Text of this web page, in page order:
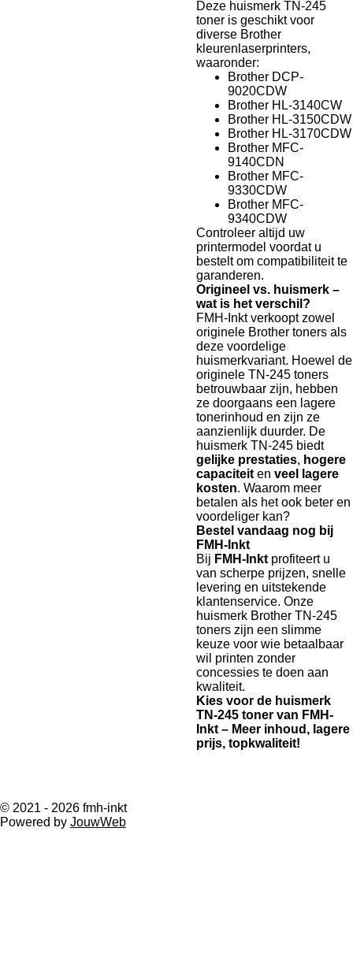
Deze huismerk TN-245
toner is geschikt voor
diverse Brother
kleurenlaserprinters,
waaronder:
Brother DCP-
9020CDW
Brother HL-3140CW
Brother HL-3150CDW
Brother HL-3170CDW
Brother MFC-
9140CDN
Brother MFC-
9330CDW
Brother MFC-
9340CDW
Controleer altijd uw
printermodel voordat u
bestelt om compatibiliteit te
garanderen.
Origineel vs. huismerk –
wat is het verschil?
FMH-Inkt verkoopt zowel
originele Brother toners als
deze voordelige
huismerkvariant. Hoewel de
originele TN-245 toners
betrouwbaar zijn, hebben
ze doorgaans een lagere
tonerinhoud en zijn ze
aanzienlijk duurder. De
huismerk TN-245 biedt
gelijke prestaties, hogere
capaciteit en veel lagere
kosten. Waarom meer
betalen als het ook beter en
voordeliger kan?
Bestel vandaag nog bij
FMH-Inkt
Bij FMH-Inkt profiteert u
van scherpe prijzen, snelle
levering en uitstekende
klantenservice. Onze
huismerk Brother TN-245
toners zijn een slimme
keuze voor wie betaalbaar
wil printen zonder
concessies te doen aan
kwaliteit.
Kies voor de huismerk
TN-245 toner van FMH-
Inkt – Meer inhoud, lagere
prijs, topkwaliteit!
© 2021 - 2026 fmh-inkt
Powered by JouwWeb